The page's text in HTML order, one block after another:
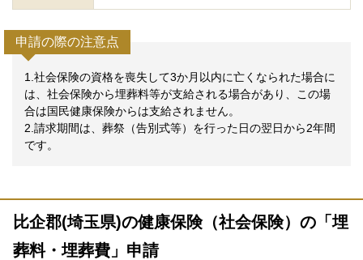
申請の際の注意点
1.社会保険の資格を喪失して3か月以内に亡くなられた場合に
は、社会保険から埋葬料等が支給される場合があり、この場
合は国民健康保険からは支給されません。
2.請求期間は、葬祭（告別式等）を行った日の翌日から2年間
です。
比企郡(埼玉県)の健康保険（社会保険）の「埋
葬料・埋葬費」申請